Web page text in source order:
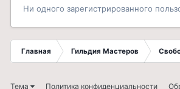
Ни одного зарегистрированного
Главная Гильдия Мастеров
Тема Политика конфиденциальности